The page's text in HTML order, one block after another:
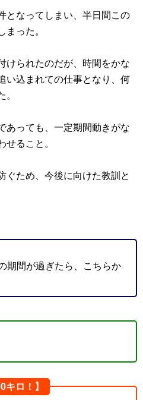
となってしまい、半日間この
まった。
けられたのだが、時間をかな
い込まれての仕事となり、何
。
あっても、一定期間動きがな
せること。
ぐため、今後に向けた教訓と
期間が過ぎたら、こちらか
ロ！】